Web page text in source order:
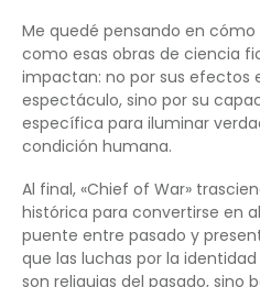
Me quedé pensando en
como esas obras de ciencia
impactan: no por sus efectos
espectáculo, sino por su
específica para iluminar
condición humana.
Al final, «Chief of War»
histórica para convertirse en
puente entre pasado y
que las luchas por la
son reliquias del pasado, sino